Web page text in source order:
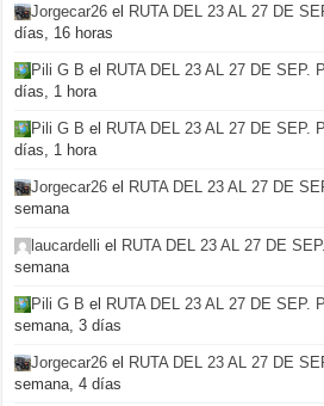
Jorgecar26 el RUTA DEL 23 AL 27 DE
días, 16 horas
Pili G B el RUTA DEL 23 AL 27 DE SEP.
días, 1 hora
Pili G B el RUTA DEL 23 AL 27 DE SEP.
días, 1 hora
Jorgecar26 el RUTA DEL 23 AL 27 DE
semana
laucardelli el RUTA DEL 23 AL 27 DE
semana
Pili G B el RUTA DEL 23 AL 27 DE SEP.
semana, 3 días
Jorgecar26 el RUTA DEL 23 AL 27 DE
semana, 4 días